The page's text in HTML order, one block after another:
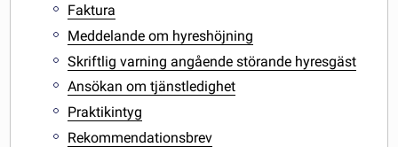
Faktura
Meddelande om hyreshöjning
Skriftlig varning angående störande hyresgäst
Ansökan om tjänstledighet
Praktikintyg
Rekommendationsbrev